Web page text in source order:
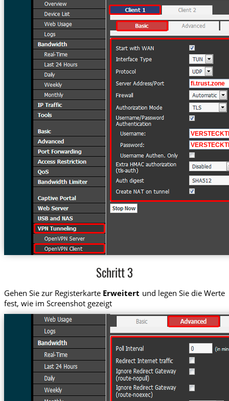
Schritt 3
Gehen Sie zur Registerkarte Erweitert und legen Sie die Werte
fest, wie im Screenshot gezeigt